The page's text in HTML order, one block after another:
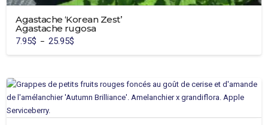
Agastache ‘Korean Zest’
Agastache rugosa
7.95$ – 25.95$
prix :
a
plusieurs
Les